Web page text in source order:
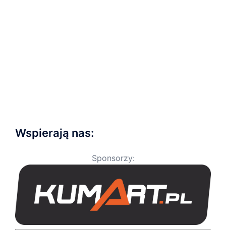
Wspierają nas:
Sponsorzy: